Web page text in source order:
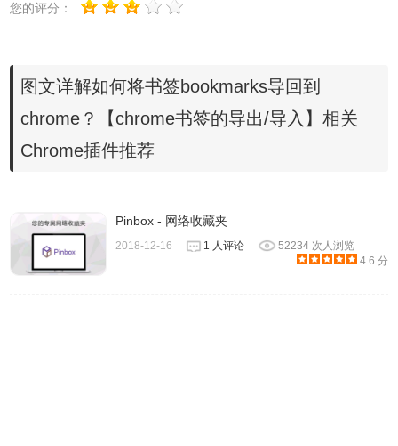
3.选择chrome bookmarks的导出，就会将书签导出保存为
html。等我们重新装好chrome后就可以用同样的方法导入就
可以了。是不是非常的方便呢？
您的评分：
图文详解如何将书签bookmarks导回到
chrome？【chrome书签的导出/导入】相关
Chrome插件推荐
Pinbox - 网络收藏夹
2018-12-16 1 人评论
52234 次人浏览
4.6 分